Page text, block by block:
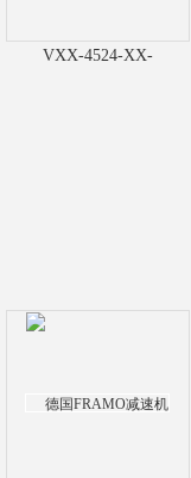
VXX-4524-XX-